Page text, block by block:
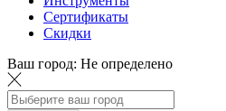
Сертификаты
Скидки
Ваш город: Не определено